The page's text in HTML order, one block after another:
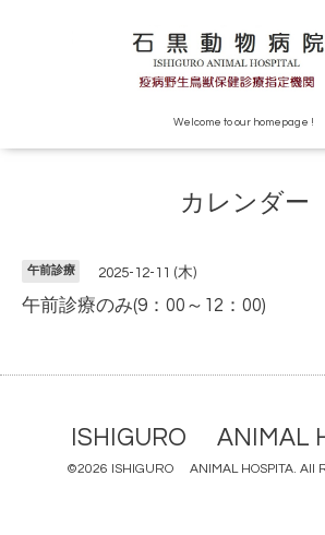
Welcome to our homepage !
カレンダー
午前診療 2025-12-11 (木)
午前診療のみ(9：00～12：00)
ISHIGURO ANIMAL
©2026 ISHIGURO ANIMAL HOSPITA. All